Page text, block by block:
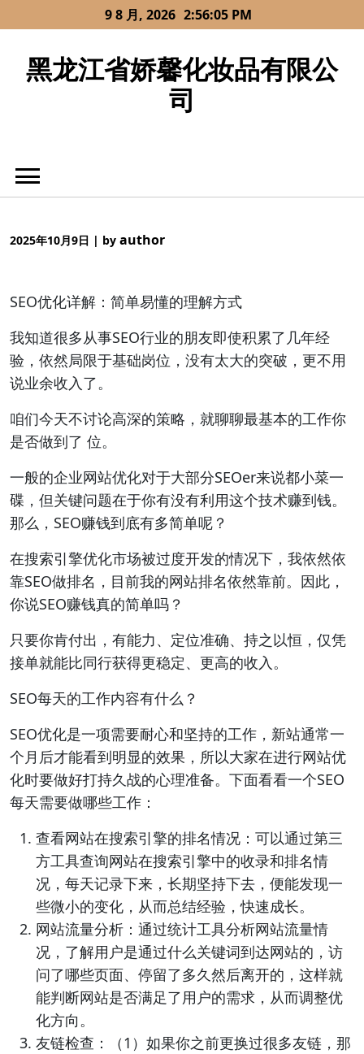
to
9 8 月, 2026 2:56:06 PM
黑龙江省娇馨化妆品有限公
司
2025年10月9日 | by author
SEO优化详解：简单易懂的理解方式
我知道很多从事SEO行业的朋友即使积累了几年经
验，依然局限于基础岗位，没有太大的突破，更不用
说业余收入了。
咱们今天不讨论高深的策略，就聊聊最基本的工作你
是否做到了 位。
一般的企业网站优化对于大部分SEOer来说都小菜一
碟，但关键问题在于你有没有利用这个技术赚到钱。
那么，SEO赚钱到底有多简单呢？
在搜索引擎优化市场被过度开发的情况下，我依然依
靠SEO做排名，目前我的网站排名依然靠前。因此，
你说SEO赚钱真的简单吗？
只要你肯付出，有能力、定位准确、持之以恒，仅凭
接单就能比同行获得更稳定、更高的收入。
SEO每天的工作内容有什么？
SEO优化是一项需要耐心和坚持的工作，新站通常一
个月后才能看到明显的效果，所以大家在进行网站优
化时要做好打持久战的心理准备。下面看看一个SEO
每天需要做哪些工作：
查看网站在搜索引擎的排名情况：可以通过第三
方工具查询网站在搜索引擎中的收录和排名情
况，每天记录下来，长期坚持下去，便能发现一
些微小的变化，从而总结经验，快速成长。
网站流量分析：通过统计工具分析网站流量情
况，了解用户是通过什么关键词到达网站的，访
问了哪些页面、停留了多久然后离开的，这样就
能判断网站是否满足了用户的需求，从而调整优
化方向。
友链检查：（1）如果你之前更换过很多友链，那